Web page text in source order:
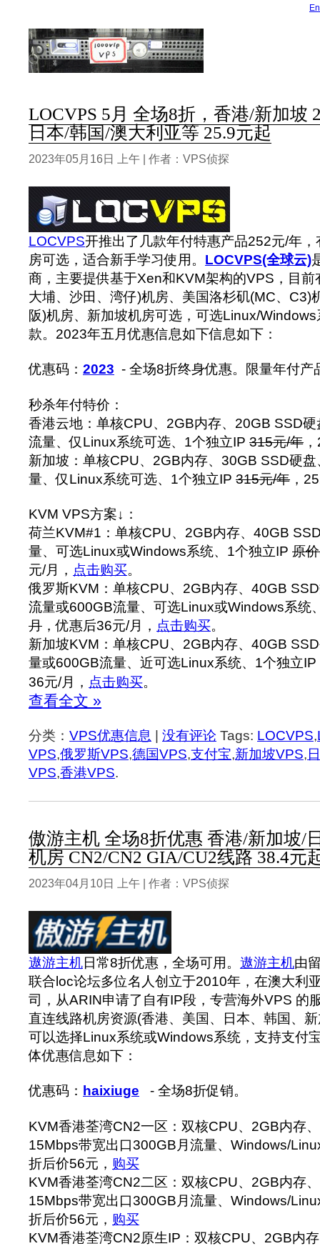
LOCVPS 5月 全场8折，香港/新加坡
日本/韩国/澳大利亚等 25.9元起
2023年05月16日 上午 | 作者：VPS侦探
LOCVPS开推出了几款年付特惠产品252元/年
房可选，适合新手学习使用。 LOCVPS(全球云)
商，主要提供基于Xen和KVM架构的VPS，目前
大埔、沙田、湾仔)机房、美国洛杉矶(MC、C3)
阪)机房、新加坡机房可选，可选Linux/
款。2023年五月优惠信息如下信息如下：
优惠码： 2023 - 全场8折终身优惠。限量年付产
秒杀年付特价：
香港云地：单核CPU、2GB内存、20GB SSD
流量、仅Linux系统可选、1个独立IP 315元/年
新加坡：单核CPU、2GB内存、30GB SSD硬
量、仅Linux系统可选、1个独立IP 315元/年 ，
KVM VPS方案↓：
荷兰KVM#1：单核CPU、2GB内存、40GB
量、可选Linux或Windows系统、1个独立IP 原
元/月， 点击购买。
俄罗斯KVM：单核CPU、2GB内存、40GB
流量或600GB流量、可选Linux或Windows系统
月 ，优惠后36元/月， 点击购买。
新加坡KVM：单核CPU、2GB内存、40GB
量或600GB流量、近可选Linux系统、1个独立IP
36元/月， 点击购买。
查看全文 »
分类： VPS优惠信息 没有评论 Tags: LOCVPS,
VPS,俄罗斯VPS,德国VPS,支付宝,新加坡VPS,
VPS,香港VPS.
傲游主机 全场8折优惠 香港/新加坡/
机房 CN2/CN2 GIA/CU2线路 38.4元
2023年04月10日 上午 | 作者：VPS侦探
遨游主机日常8折优惠，全场可用。 遨游主机由
联合loc论坛多位名人创立于2010年，在澳大利
司，从ARIN申请了自有IP段，专营海外VPS 的
直连线路机房资源(香港、美国、日本、韩国、
可以选择Linux系统或Windows系统，支持支付
体优惠信息如下：
优惠码： haixiuge - 全场8折促销。
KVM香港荃湾CN2一区：双核CPU、2GB内存
15Mbps带宽出口300GB月流量、Windows/
折后价56元， 购买
KVM香港荃湾CN2二区：双核CPU、2GB内存
15Mbps带宽出口300GB月流量、Windows/
折后价56元， 购买
KVM香港荃湾CN2原生IP：双核CPU、2GB内